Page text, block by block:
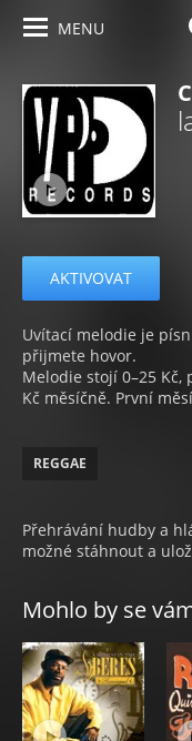
MENU
AKTIVOVAT
Uvítací melodie je
přijmete hovor.
Melodie stojí 0–25
Kč měsíčně. První
REGGAE
Přehrávání hudby a
možné stáhnout a
Mohlo by se